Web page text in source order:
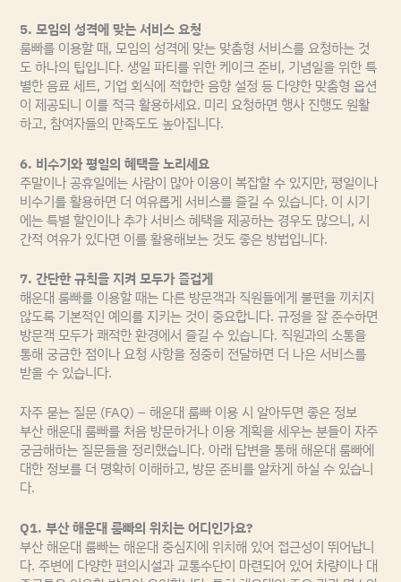
5. 모임의 성격에 맞는 서비스 요청
룸빠를 이용할 때, 모임의 성격에 맞는 맞춤형 서비스를 요청하는 것
도 하나의 팁입니다. 생일 파티를 위한 케이크 준비, 기념일을 위한 특
별한 음료 세트, 기업 회식에 적합한 음향 설정 등 다양한 맞춤형 옵션
이 제공되니 이를 적극 활용하세요. 미리 요청하면 행사 진행도 원활
하고, 참여자들의 만족도도 높아집니다.
6. 비수기와 평일의 혜택을 노리세요
주말이나 공휴일에는 사람이 많아 이용이 복잡할 수 있지만, 평일이나
비수기를 활용하면 더 여유롭게 서비스를 즐길 수 있습니다. 이 시기
에는 특별 할인이나 추가 서비스 혜택을 제공하는 경우도 많으니, 시
간적 여유가 있다면 이를 활용해보는 것도 좋은 방법입니다.
7. 간단한 규칙을 지켜 모두가 즐겁게
해운대 룸빠를 이용할 때는 다른 방문객과 직원들에게 불편을 끼치지
않도록 기본적인 예의를 지키는 것이 중요합니다. 규정을 잘 준수하면
방문객 모두가 쾌적한 환경에서 즐길 수 있습니다. 직원과의 소통을
통해 궁금한 점이나 요청 사항을 정중히 전달하면 더 나은 서비스를
받을 수 있습니다.
자주 묻는 질문 (FAQ) – 해운대 룸빠 이용 시 알아두면 좋은 정보
부산 해운대 룸빠를 처음 방문하거나 이용 계획을 세우는 분들이 자주
궁금해하는 질문들을 정리했습니다. 아래 답변을 통해 해운대 룸빠에
대한 정보를 더 명확히 이해하고, 방문 준비를 알차게 하실 수 있습니
다.
Q1. 부산 해운대 룸빠의 위치는 어디인가요?
부산 해운대 룸빠는 해운대 중심지에 위치해 있어 접근성이 뛰어납니
다. 주변에 다양한 편의시설과 교통수단이 마련되어 있어 차량이나 대